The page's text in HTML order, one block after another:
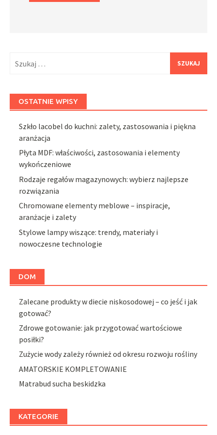
OSTATNIE WPISY
Szkło lacobel do kuchni: zalety, zastosowania i piękna
aranżacja
Płyta MDF: właściwości, zastosowania i elementy
wykończeniowe
Rodzaje regałów magazynowych: wybierz najlepsze
rozwiązania
Chromowane elementy meblowe – inspiracje,
aranżacje i zalety
Stylowe lampy wiszące: trendy, materiały i
nowoczesne technologie
DOM
Zalecane produkty w diecie niskosodowej – co jeść i jak
gotować?
Zdrowe gotowanie: jak przygotować wartościowe
posiłki?
Zużycie wody zależy również od okresu rozwoju rośliny
AMATORSKIE KOMPLETOWANIE
Matrabud sucha beskidzka
KATEGORIE